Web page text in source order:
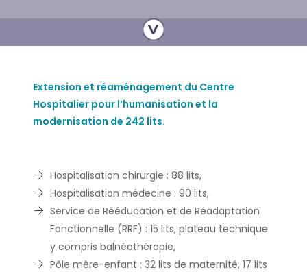
Extension et réaménagement du Centre
Hospitalier pour l’humanisation et la
modernisation de 242 lits.
Hospitalisation chirurgie : 88 lits,
Hospitalisation médecine : 90 lits,
Service de Rééducation et de Réadaptation
Fonctionnelle (RRF) : 15 lits, plateau technique
y compris balnéothérapie,
Pôle mère-enfant : 32 lits de maternité, 17 lits